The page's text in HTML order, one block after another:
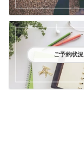
ご予約状況